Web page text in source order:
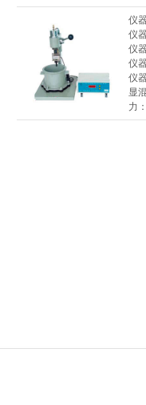
仪
仪
仪
仪
仪
显
力